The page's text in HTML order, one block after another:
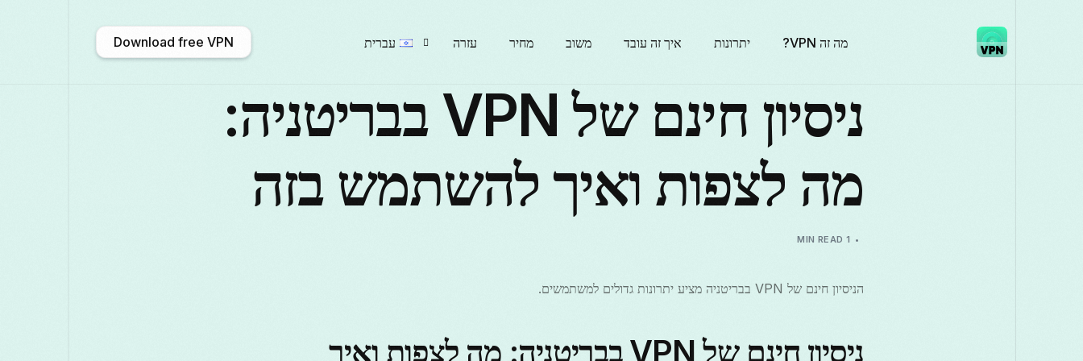
מה זה VPN? יתרונות איך זה עובד משוב מחיר עזרה עברית
Български
ဗမာစာ
Download free VPN
ניסיון חינם של VPN בבריטניה:
מה לצפות ואיך להשתמש בזה
1 MIN READ
הניסיון חינם של VPN בבריטניה מציע יתרונות גדולים למשתמשים.
ניסיון חינם של VPN בבריטניה: מה לצפות ואיך